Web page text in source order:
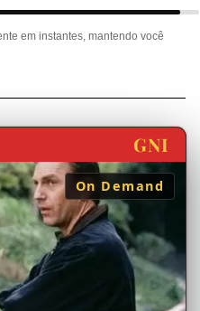
GNI
On Demand